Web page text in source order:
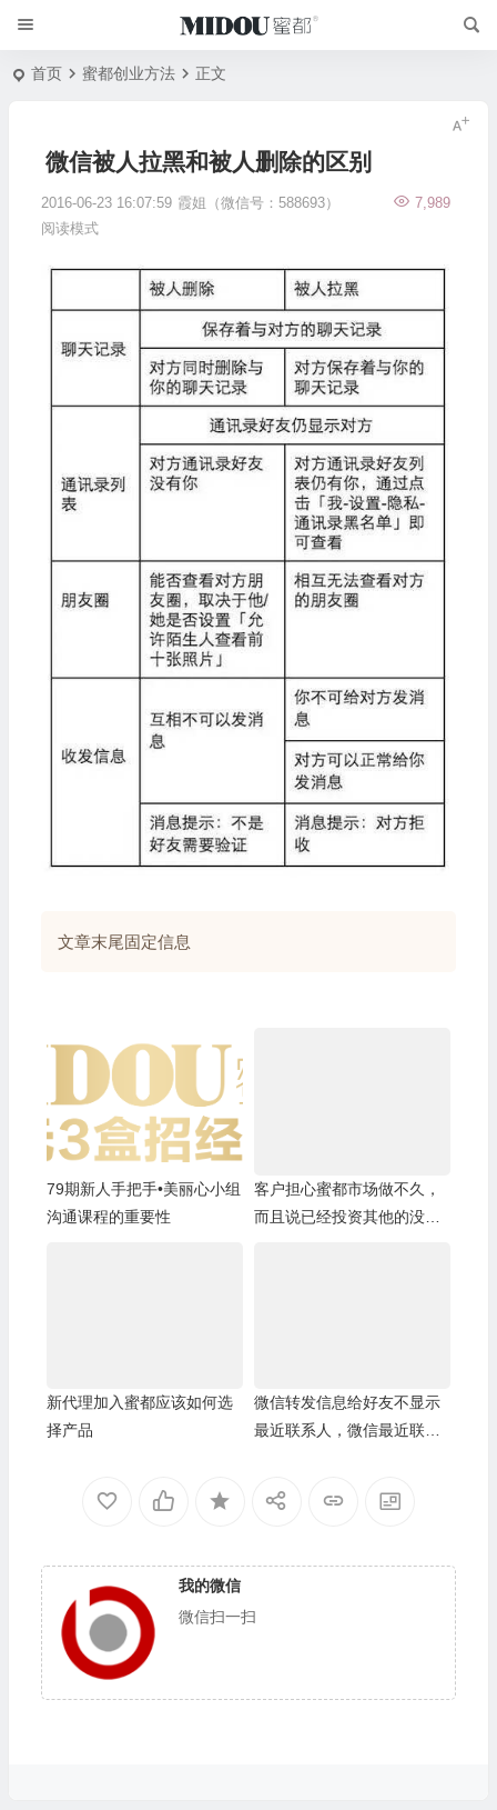
首页 蜜都创业方法 正文
微信被人拉黑和被人删除的区别
2016-06-23 16:07:59 霞姐（微信号：588693）
7,989
阅读模式
文章末尾固定信息
79期新人手把手•美丽心小组
沟通课程的重要性
客户担心蜜都市场做不久，
而且说已经投资其他的没有
新代理加入蜜都应该如何选
择产品
微信转发信息给好友不显示
最近联系人，微信最近联系
我的微信
微信扫一扫